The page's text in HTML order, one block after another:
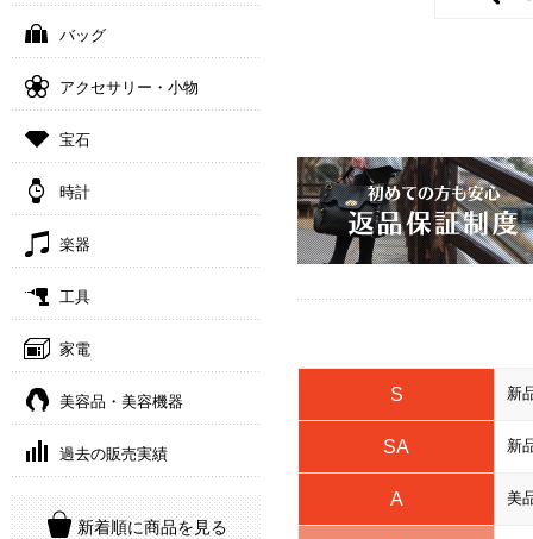
バッグ
アクセサリー・小物
宝石
時計
楽器
工具
家電
美容品・美容機器
過去の販売実績
新着順に商品を見る
S 新
SA 新
A 美